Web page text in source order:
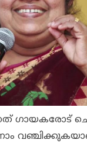
ഗായകരോട്